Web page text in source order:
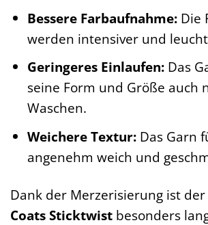
Bessere Farbaufnahme:Die
werden intensiver und
Geringeres Einlaufen:Das
seine Form und Größe auch
Waschen.
Weichere Textur:Das Garn
angenehm weich und
Dank der Merzerisierung ist der
Coats Sticktwist besonders